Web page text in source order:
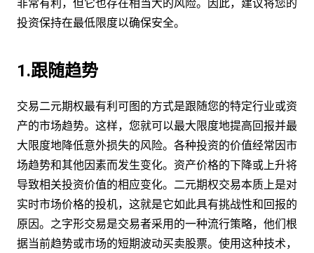
投资保持在最低限度以确保安全。
1.跟随趋势
交易二元期权最有利可图的方式是跟随您的特定行业或资
产的市场趋势。这样，您就可以最大限度地提高回报并最
大限度地降低意外损失的风险。各种投资的价值经常因市
场趋势和其他因素而发生变化。资产价格的下降或上升将
导致相关投资价值的相应变化。二元期权交易本质上是对
实时市场价格的投机，这就是它如此具有挑战性和回报的
原因。之字形交易是交易者采用的一种流行策略，他们根
据当前趋势或市场的短期波动买卖股票。使用这种技术，